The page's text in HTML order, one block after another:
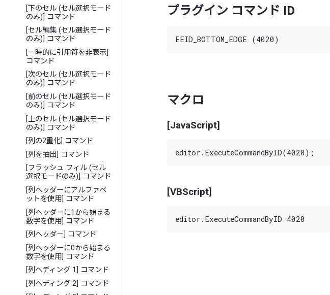
[下のセル (セル選択モード
のみ)] コマンド
[セル編集 (セル選択モード
のみ)] コマンド
[一時的に引用符を非表示]
コマンド
[次のセル (セル選択モード
のみ)] コマンド
[前のセル (セル選択モード
のみ)] コマンド
[上のセル (セル選択モード
のみ)] コマンド
[列の2重化] コマンド
[列を抽出] コマンド
[フラッシュ フィル (セル
選択モードのみ)] コマンド
[列ヘッダーにアルファベ
ットを使用] コマンド
[列ヘッダーに1から始まる
数字を使用] コマンド
[列ヘッダー] コマンド
[列ヘッダーに0から始まる
数字を使用] コマンド
[列ヘディング 1] コマンド
[列ヘディング 2] コマンド
プラグイン コマンド ID
マクロ
[JavaScript]
[VBScript]